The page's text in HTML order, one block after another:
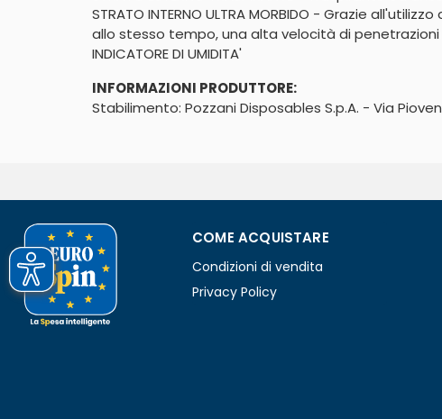
STRATO INTERNO ULTRA MORBIDO - Grazie
allo stesso tempo, una alta velocità di penetrazioni
INDICATORE DI UMIDITA'
INFORMAZIONI PRODUTTORE:
Stabilimento: Pozzani Disposables S.p.A. - Via
COME ACQUISTARE
Condizioni di vendita
Privacy Policy